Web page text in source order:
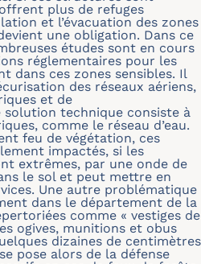
plus de refuges
et l’évacuation des zones
une obligation. Dans ce
études sont en cours
réglementaires pour les
dans ces zones sensibles. Il
des réseaux aériens,
et de
technique consiste à
comme le réseau d’eau.
feu de végétation, ces
impactés, si les
extrêmes, par une onde de
le sol et peut mettre en
Une autre problématique
dans le département de la
comme « vestiges de
ogives, munitions et obus
dizaines de centimètres
pose alors de la défense